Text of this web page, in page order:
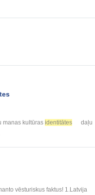
manas kultūras identitātes
daļu
vēsturiskus faktus! 1.Latvija